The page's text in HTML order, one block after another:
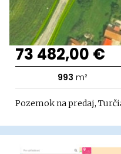
73 482,00 €
993 m²
Pozemok na predaj,